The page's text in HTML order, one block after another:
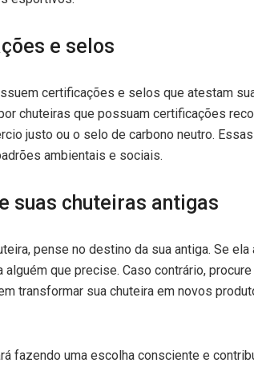
e selos
certificações e selos que atestam
chuteiras que possuam certificações
justo ou o selo de carbono neutro.
ambientais e sociais.
suas chuteiras antigas
pense no destino da sua antiga. Se
que precise. Caso contrário,
transformar sua chuteira em novos
fazendo uma escolha consciente e